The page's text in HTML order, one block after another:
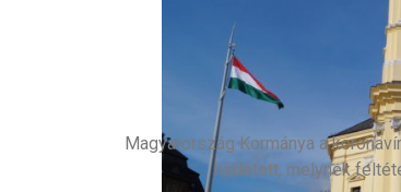
Magyarország Kormánya a
hirdetett, melynek